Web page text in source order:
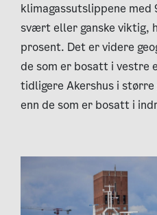
klimagassutslippene
svært eller ganske viktig,
prosent. Det er videre
de som er bosatt i vestre
tidligere Akershus i
enn de som er bosatt i